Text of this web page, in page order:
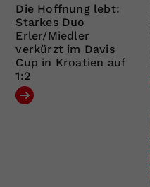
Die Hoffnung lebt:
Starkes Duo
Erler/Miedler
verkürzt im Davis
Cup in Kroatien auf
1:2